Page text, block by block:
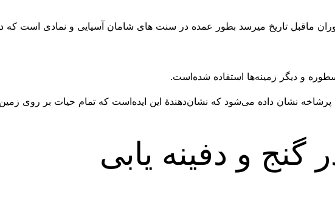
ماقبل تاریخ میرسد بطور عمده در سنت های شامان آسیایی و نمادی است
و دیگر زمینه‌ها استفاده شده‌است.
نشان داده می‌شود که نشان‌دهندهٔ این ایده‌است که تمام حیات بر روی
و دفینه یابی